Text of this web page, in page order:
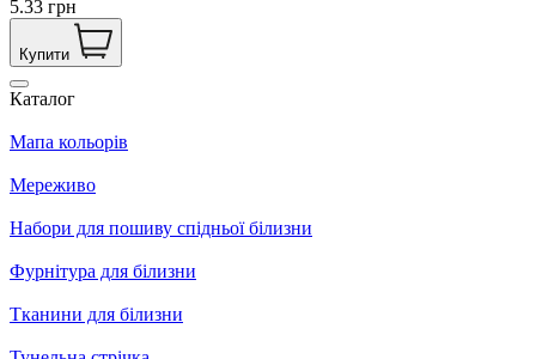
5.33 грн
Купити
Каталог
Мапа кольорів
Мереживо
Набори для пошиву спідньої білизни
Фурнітура для білизни
Тканини для білизни